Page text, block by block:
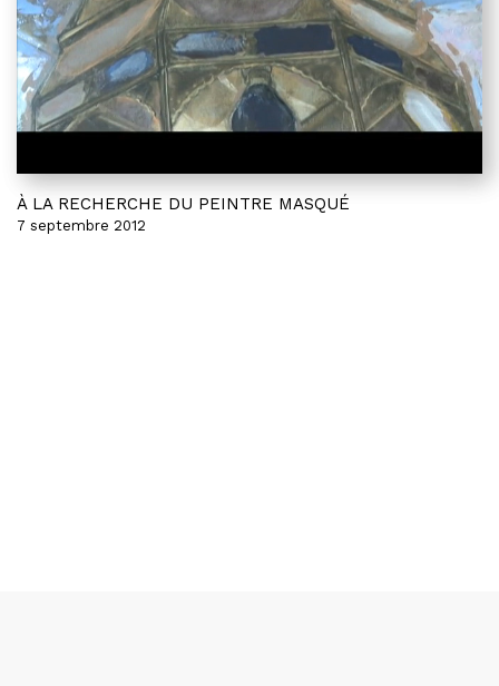
À LA RECHERCHE DU PEINTRE MASQUÉ
7 septembre 2012